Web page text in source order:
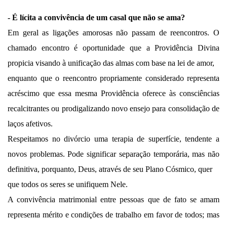
- É lícita a convivência de um casal que não se ama?
Em geral as ligações amorosas não passam de reencontros. O
chamado encontro é oportunidade que a Providência Divina
propicia visando à unificação das almas com base na lei de amor,
enquanto que o reencontro propriamente considerado representa
acréscimo que essa mesma Providência oferece às consciências
recalcitrantes ou prodigalizando novo ensejo para consolidação de
laços afetivos.
Respeitamos no divórcio uma terapia de superfície, tendente a
novos problemas. Pode significar separação temporária, mas não
definitiva, porquanto, Deus, através de seu Plano Cósmico, quer
que todos os seres se unifiquem Nele.
A convivência matrimonial entre pessoas que de fato se amam
representa mérito e condições de trabalho em favor de todos; mas